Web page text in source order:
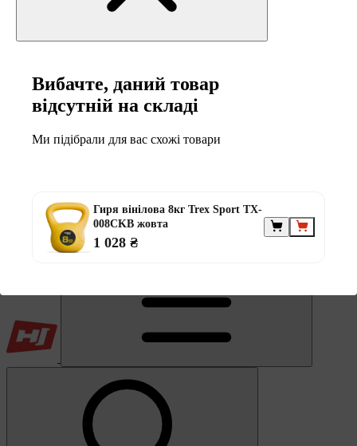
Обране
Вибачте, даний товар
відсутній на складі
Ми підібрали для вас схожі товари
Гиря вінілова 8кг Trex Sport TX-
008CKB жовта
1 028 ₴